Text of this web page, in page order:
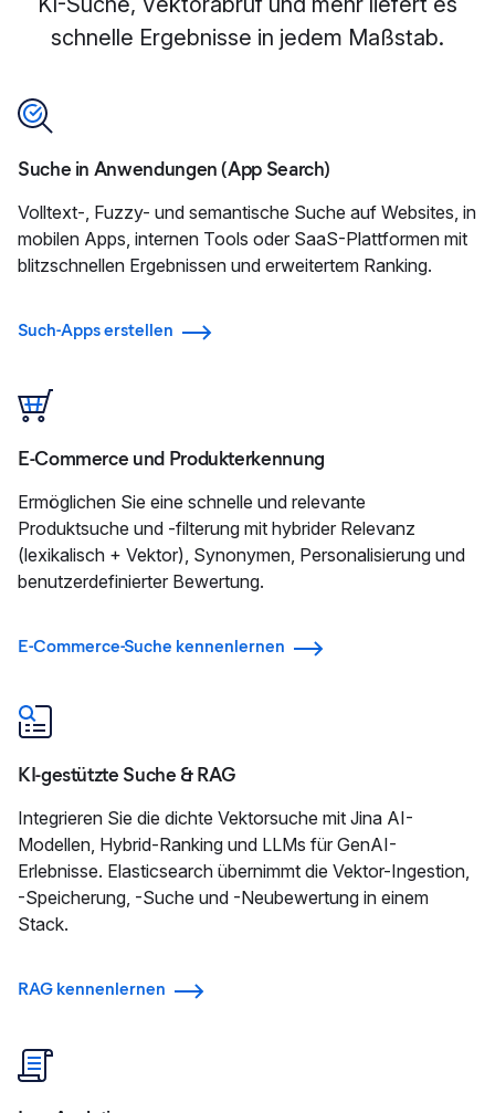
schnelle Ergebnisse in jedem Maßstab.
Suche in Anwendungen (App Search)
Volltext-, Fuzzy- und semantische Suche auf Websites, in
mobilen Apps, internen Tools oder SaaS-Plattformen mit
blitzschnellen Ergebnissen und erweitertem Ranking.
Such-Apps erstellen
E-Commerce und Produkterkennung
Ermöglichen Sie eine schnelle und relevante
Produktsuche und -filterung mit hybrider Relevanz
(lexikalisch + Vektor), Synonymen, Personalisierung und
benutzerdefinierter Bewertung.
E-Commerce-Suche kennenlernen
KI-gestützte Suche & RAG
Integrieren Sie die dichte Vektorsuche mit Jina AI-
Modellen, Hybrid-Ranking und LLMs für GenAI-
Erlebnisse. Elasticsearch übernimmt die Vektor-Ingestion,
-Speicherung, -Suche und -Neubewertung in einem
Stack.
RAG kennenlernen